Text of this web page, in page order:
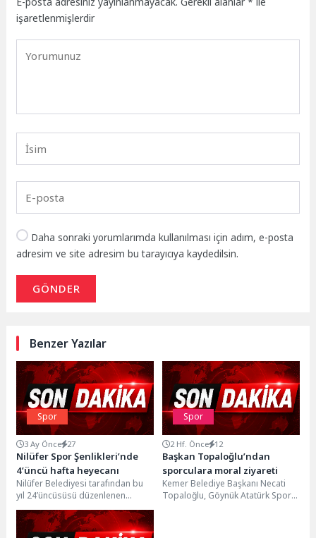
işaretlenmişlerdir
Daha sonraki yorumlarımda kullanılması için adım, e-posta
adresim ve site adresim bu tarayıcıya kaydedilsin.
GÖNDER
Benzer Yazılar
Spor
3 Ay Önce 27
Nilüfer Spor Şenlikleri’nde
4’üncü hafta heyecanı
Nilüfer Belediyesi tarafından bu
yıl 24’üncüsüsü düzenlenen
Nilüfer Uluslararası Spor
Şenlikleri, 4.hafta müsabakalarıyla
tüm hızıyla...
Spor
2 Hf. Önce 12
Başkan Topaloğlu’ndan
sporculara moral ziyareti
Kemer Belediye Başkanı Necati
Topaloğlu, Göynük Atatürk Spor